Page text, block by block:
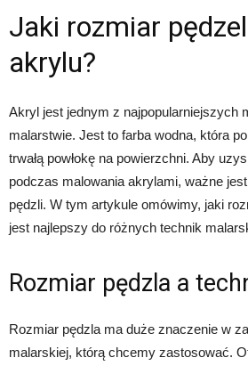
Jaki rozmiar
akrylu?
Akryl jest jednym z najpopularniejszych
malarstwie. Jest to farba wodna, która
trwałą powłokę na powierzchni. Aby
podczas malowania akrylami, ważne
pędzli. W tym artykule omówimy, jaki
jest najlepszy do różnych technik
Rozmiar pędzla a
Rozmiar pędzla ma duże znaczenie w
malarskiej, którą chcemy zastosować.